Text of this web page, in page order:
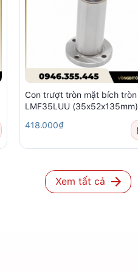
Con trượt tròn mặt bích tròn
LMF35LUU (35x52x135mm)
418.000₫
Xem tất cả